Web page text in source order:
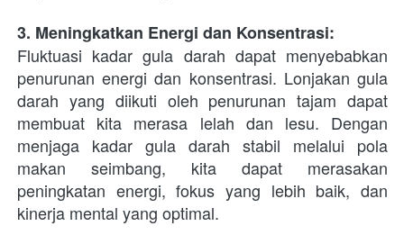
3. Meningkatkan Energi dan Konsentrasi:
Fluktuasi kadar gula darah dapat menyebabkan
penurunan energi dan konsentrasi. Lonjakan gula
darah yang diikuti oleh penurunan tajam dapat
membuat kita merasa lelah dan lesu. Dengan
menjaga kadar gula darah stabil melalui pola
makan seimbang, kita dapat merasakan
peningkatan energi, fokus yang lebih baik, dan
kinerja mental yang optimal.